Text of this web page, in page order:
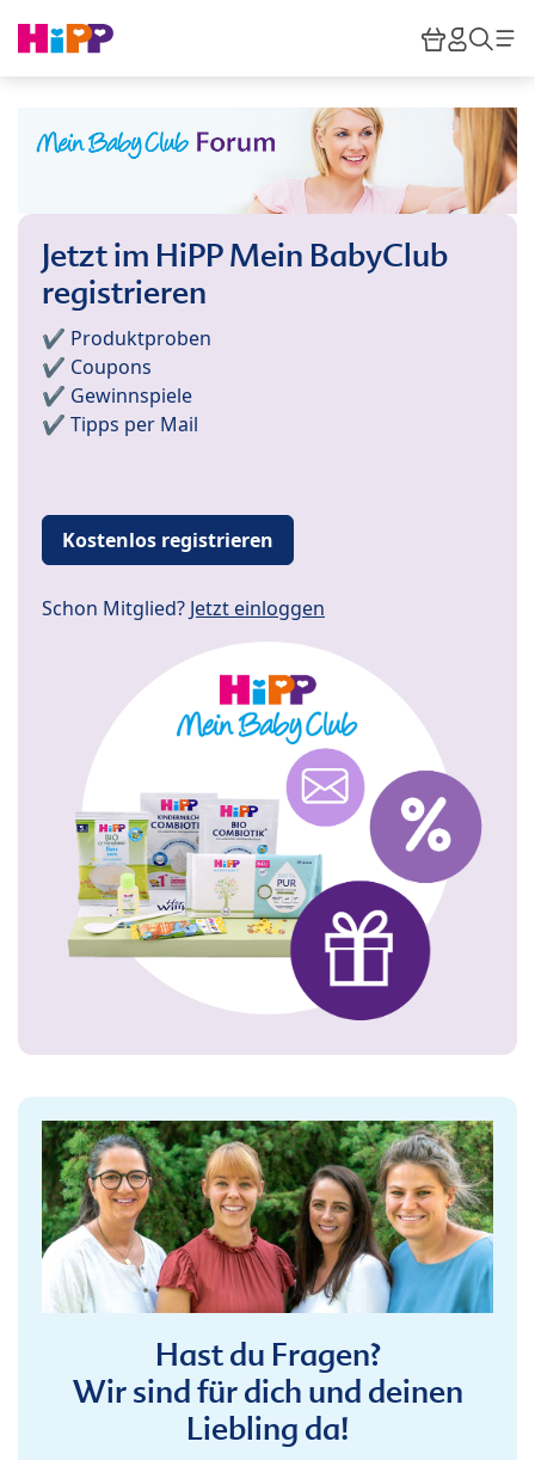
HiPP
Jetzt im HiPP Mein BabyClub
registrieren
✔️ Produktproben
✔️ Coupons
✔️ Gewinnspiele
✔️ Tipps per Mail
Kostenlos registrieren
Schon Mitglied? Jetzt einloggen
Hast du Fragen?
Wir sind für dich und deinen
Liebling da!